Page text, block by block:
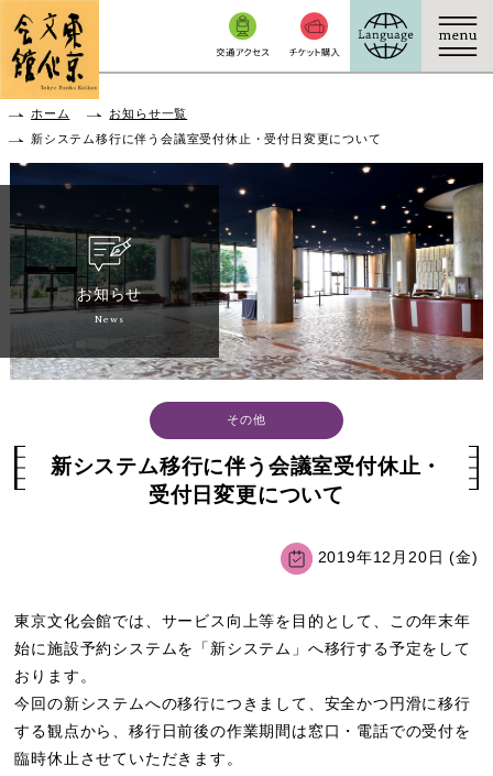
本文へ移動
ホーム
お知らせ一覧
新システム移行に伴う会議室受付休止・受付日変更について
お知らせ
News
その他
新システム移行に伴う会議室受付休止・
受付日変更について
2019年12月20日 (金)
東京文化会館では、サービス向上等を目的として、この年末年
始に施設予約システムを「新システム」へ移行する予定をして
おります。
今回の新システムへの移行につきまして、安全かつ円滑に移行
する観点から、移行日前後の作業期間は窓口・電話での受付を
臨時休止させていただきます。